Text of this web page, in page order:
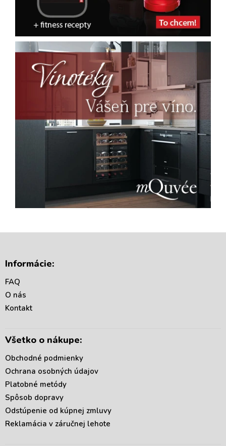
Informácie:
FAQ
O nás
Kontakt
Všetko o nákupe:
Obchodné podmienky
Ochrana osobných údajov
Platobné metódy
Spôsob dopravy
Odstúpenie od kúpnej zmluvy
Reklamácia v záručnej lehote